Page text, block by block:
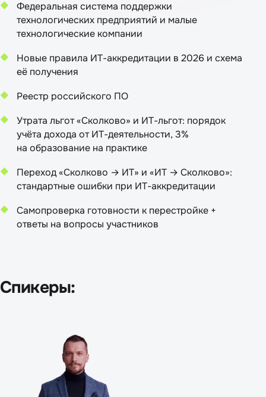
Федеральная система поддержки
технологических предприятий и малые
технологические компании
Новые правила ИТ-аккредитации в 2026 и схема
её получения
Реестр российского ПО
Утрата льгот «Сколково» и ИТ-льгот: порядок
учёта дохода от ИТ-деятельности, 3%
на образование на практике
Переход «Сколково → ИТ» и «ИТ → Сколково»:
стандартные ошибки при ИТ-аккредитации
Самопроверка готовности к перестройке +
ответы на вопросы участников
Спикеры: